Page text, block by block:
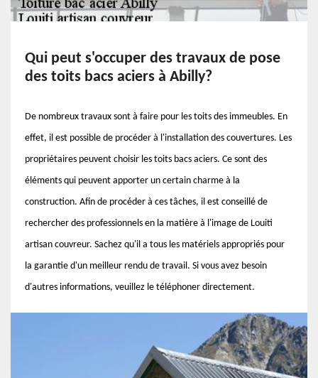
Qui peut s'occuper des travaux de pose
des toits bacs aciers à Abilly?
De nombreux travaux sont à faire pour les toits des immeubles. En
effet, il est possible de procéder à l'installation des couvertures. Les
propriétaires peuvent choisir les toits bacs aciers. Ce sont des
éléments qui peuvent apporter un certain charme à la
construction. Afin de procéder à ces tâches, il est conseillé de
rechercher des professionnels en la matière à l'image de Louiti
artisan couvreur. Sachez qu'il a tous les matériels appropriés pour
la garantie d'un meilleur rendu de travail. Si vous avez besoin
d'autres informations, veuillez le téléphoner directement.